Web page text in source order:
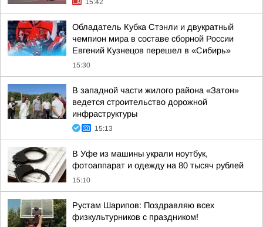
15:42
Обладатель Кубка Стэнли и двукратный
чемпион мира в составе сборной России
Евгений Кузнецов перешел в «Сибирь»
15:30
В западной части жилого района «Затон»
ведется строительство дорожной
инфраструктуры
15:13
В Уфе из машины украли ноутбук,
фотоаппарат и одежду на 80 тысяч рублей
15:10
Рустам Шарипов: Поздравляю всех
физкультурников с праздником!